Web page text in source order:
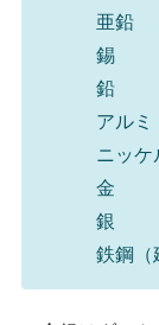
亜
錫
鉛
アル
ニッ
金
銀
鉄鋼（建